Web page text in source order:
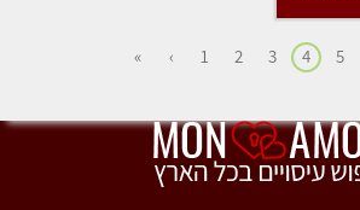
5
4
3
2
1
›
»